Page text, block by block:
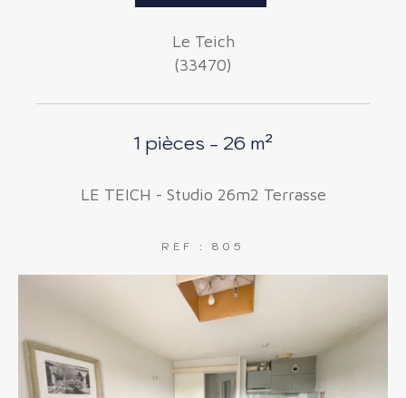
Le Teich
(33470)
1 pièces - 26 m²
LE TEICH - Studio 26m2 Terrasse
REF : 805
COUPS DE COEUR
EXCLUSIVITÉS NOUVEAUTÉS
RECHERCHER